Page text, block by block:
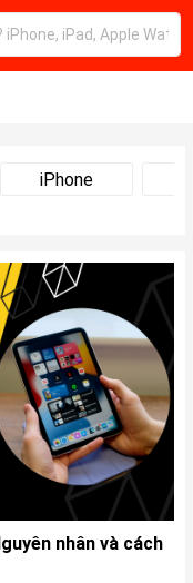
iPhone
nhân và cách